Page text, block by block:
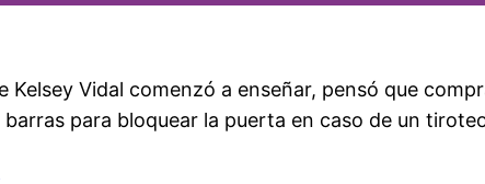
Vidal comenzó a enseñar, pensó que
para bloquear la puerta en caso de un